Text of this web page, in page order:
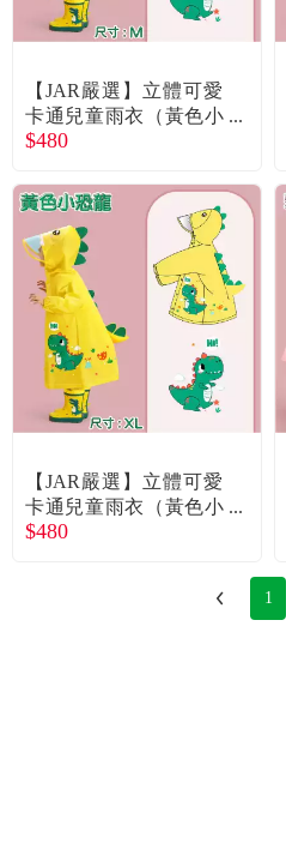
【JAR嚴選】立體可愛
卡通兒童雨衣（黃色小
恐龍）（M）廠商直送
$480
【JAR嚴選】立體可愛
卡通兒童雨衣（黃色小
恐龍）（XL）廠商直送
$480
1